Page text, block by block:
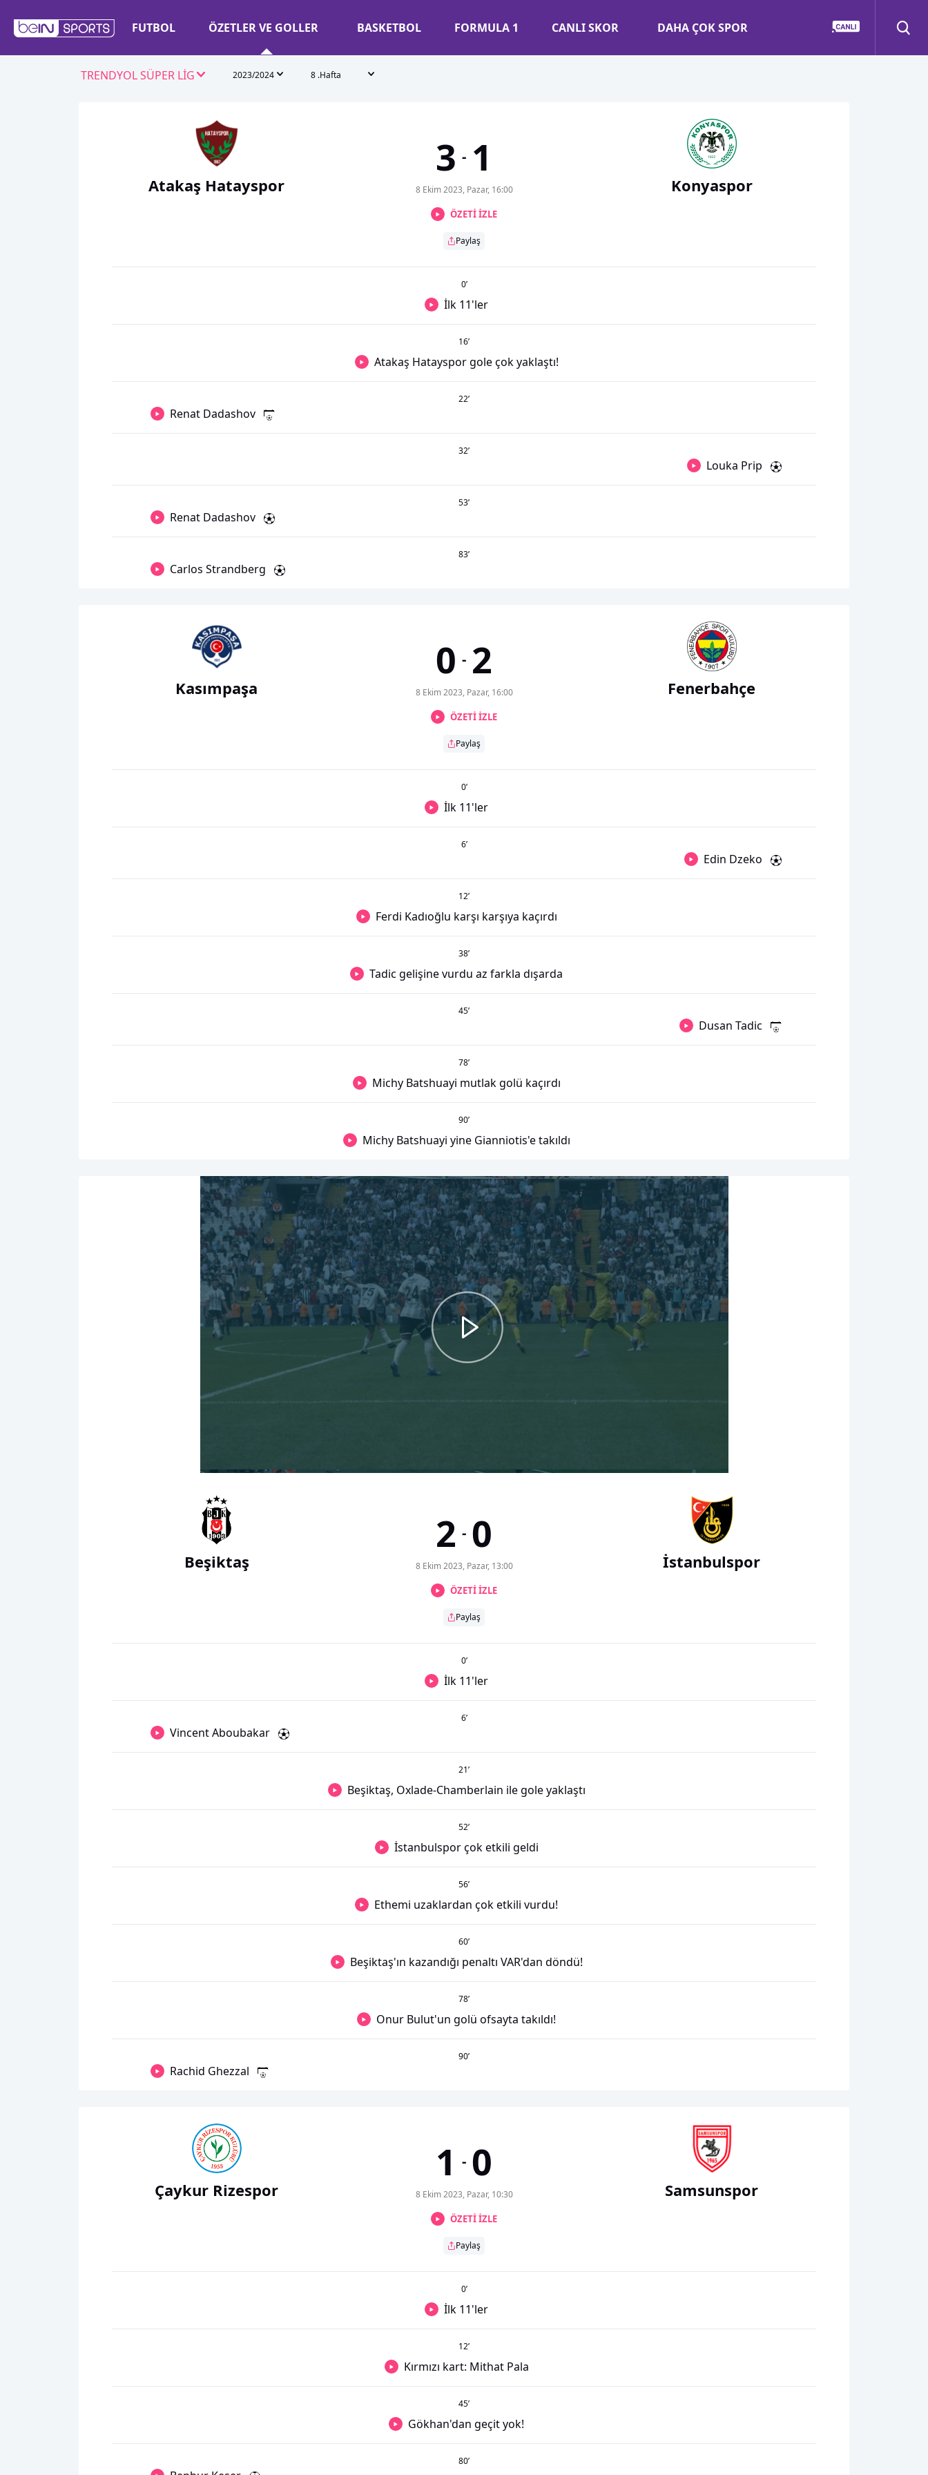
FUTBOL ÖZETLER VE GOLLER BASKETBOL FORMULA 1 CANLI SKOR DAHA ÇOK SPOR
TRENDYOL SÜPER LİG 2023/2024 8 .Hafta
Atakaş Hatayspor
3 - 1
8 Ekim 2023, Pazar, 16:00
ÖZETİ İZLE
Paylaş
Konyaspor
0’
İlk 11'ler
16’
Atakaş Hatayspor gole çok yaklaştı!
22’
Renat Dadashov
32’
Louka Prip
53’
Renat Dadashov
83’
Carlos Strandberg
Kasımpaşa
0 - 2
8 Ekim 2023, Pazar, 16:00
ÖZETİ İZLE
Paylaş
Fenerbahçe
0’
İlk 11'ler
6’
Edin Dzeko
12’
Ferdi Kadıoğlu karşı karşıya kaçırdı
38’
Tadic gelişine vurdu az farkla dışarda
45’
Dusan Tadic
78’
Michy Batshuayi mutlak golü kaçırdı
90’
Michy Batshuayi yine Gianniotis'e takıldı
Beşiktaş
2 - 0
8 Ekim 2023, Pazar, 13:00
ÖZETİ İZLE
Paylaş
İstanbulspor
0’
İlk 11'ler
6’
Vincent Aboubakar
21’
Beşiktaş, Oxlade-Chamberlain ile gole yaklaştı
52’
İstanbulspor çok etkili geldi
56’
Ethemi uzaklardan çok etkili vurdu!
60’
Beşiktaş'ın kazandığı penaltı VAR'dan döndü!
78’
Onur Bulut'un golü ofsayta takıldı!
90’
Rachid Ghezzal
Çaykur Rizespor
1 - 0
8 Ekim 2023, Pazar, 10:30
ÖZETİ İZLE
Paylaş
Samsunspor
0’
İlk 11'ler
12’
Kırmızı kart: Mithat Pala
45’
Gökhan'dan geçit yok!
80’